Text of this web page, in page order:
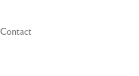
Contact